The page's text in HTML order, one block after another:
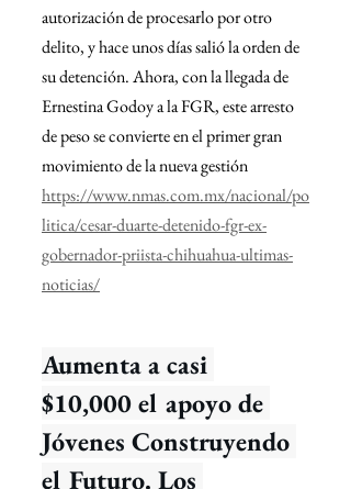
autorización de procesarlo por otro
delito, y hace unos días salió la orden de
su detención. Ahora, con la llegada de
Ernestina Godoy a la FGR, este arresto
de peso se convierte en el primer gran
movimiento de la nueva gestión
https://www.nmas.com.mx/nacional/po
litica/cesar-duarte-detenido-fgr-ex-
gobernador-priista-chihuahua-ultimas-
noticias/
Aumenta a casi
$10,000 el apoyo de
Jóvenes Construyendo
el Futuro. Los